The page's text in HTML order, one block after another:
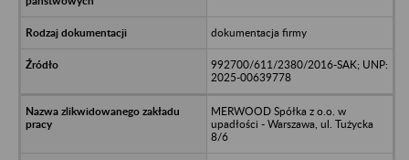
dokumentacja firmy
992700/611/2380/2016-SAK; UNP:
2025-00639778
MERWOOD Spółka z o.o. w
upadłości - Warszawa, ul. Tużycka
8/6